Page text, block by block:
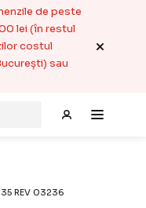
de peste
lei (în restul
costul
sau
REV 03236